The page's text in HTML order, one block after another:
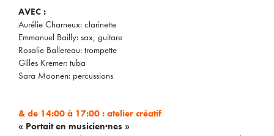
AVEC :
Aurélie Charneux: clarinette
Emmanuel Bailly: sax, guitare
Rosalie Ballereau: trompette
Gilles Kremer: tuba
Sara Moonen: percussions
& de 14:00 à 17:00 : atelier créatif
« Portait en musicien·nes »